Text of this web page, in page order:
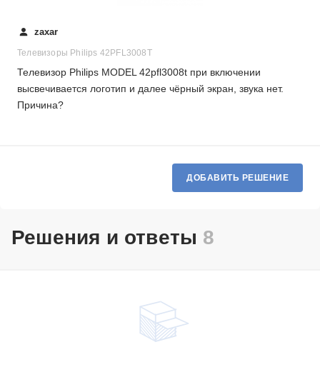
zaxar
Телевизоры Philips 42PFL3008T
Телевизор Philips MODEL 42pfl3008t при включении
высвечивается логотип и далее чёрный экран, звука нет.
Причина?
ДОБАВИТЬ РЕШЕНИЕ
Решения и ответы 8